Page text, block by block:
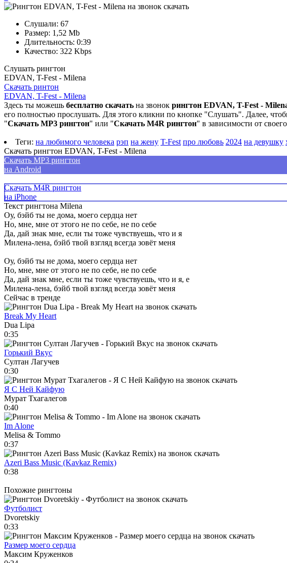
Слушали: 67
Размер: 1,52 Mb
Длительность: 0:39
Качество: 322 Kbps
Слушать рингтон
EDVAN, T-Fest - Milena
Скачать ринтон
EDVAN, T-Fest - Milena
Здесь ты можешь бесплатно скачать на звонок рингтон EDVAN, T-Fest -
его полностью прослушать. Для этого кликни по кнопке "Слушать". Далее,
"Скачать MP3 рингтон" или "Скачать M4R рингтон" в зависимости от
Теги: на любимого человека рэп на жену T-Fest про любовь 2024 на девушку
Скачать рингтон EDVAN, T-Fest - Milena
Скачать MP3 рингтон
на Android
Скачать M4R рингтон
на iPhone
Текст рингтона Milena
Оу, бэйб ты не дома, моего сердца нет
Но, мне, мне от этого не по себе, не по себе
Да, дай знак мне, если ты тоже чувствуешь, что и я
Милена-лена, бэйб твой взгляд всегда зовёт меня
Оу, бэйб ты не дома, моего сердца нет
Но, мне, мне от этого не по себе, не по себе
Да, дай знак мне, если ты тоже чувствуешь, что и я, е
Милена-лена, бэйб твой взгляд всегда зовёт меня
Сейчас в тренде
Break My Heart
Dua Lipa
0:35
Горький Вкус
Султан Лагучев
0:30
Я С Ней Кайфую
Мурат Тхагалегов
0:40
Im Alone
Melisa & Tommo
0:37
Azeri Bass Music (Kavkaz Remix)
0:38
Похожие рингтоны
Футболист
Dvoretskiy
0:33
Размер моего сердца
Максим Круженков